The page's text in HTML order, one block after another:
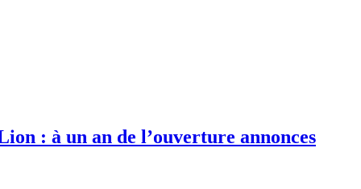
: à un an de l’ouverture annonces